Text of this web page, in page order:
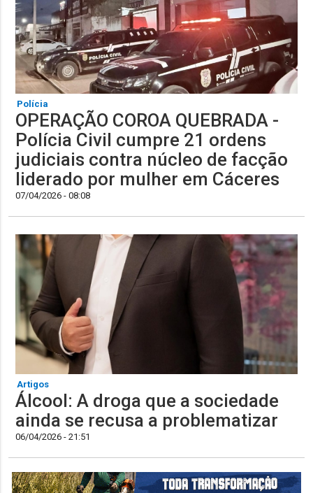
Polícia
OPERAÇÃO COROA QUEBRADA -
Polícia Civil cumpre 21 ordens
judiciais contra núcleo de facção
liderado por mulher em Cáceres
07/04/2026 - 08:08
Artigos
Álcool: A droga que a sociedade
ainda se recusa a problematizar
06/04/2026 - 21:51